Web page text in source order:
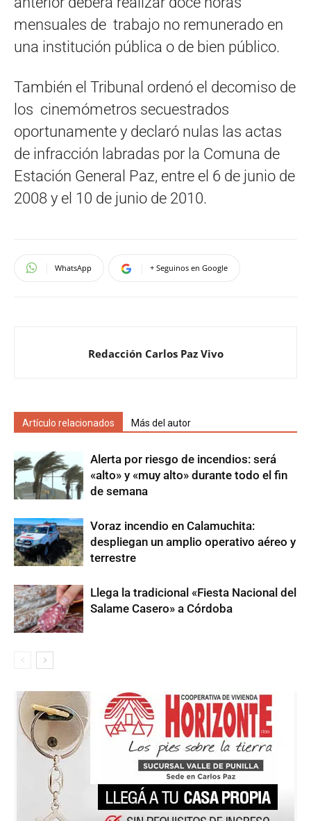
mensuales de trabajo no remunerado en
una institución pública o de bien público.
También el Tribunal ordenó el decomiso de
los cinemómetros secuestrados
oportunamente y declaró nulas las actas
de infracción labradas por la Comuna de
Estación General Paz, entre el 6 de junio de
2008 y el 10 de junio de 2010.
WhatsApp + Seguinos en Google
Redacción Carlos Paz Vivo
Artículo relacionados Más del autor
Alerta por riesgo de incendios: será
«alto» y «muy alto» durante todo el fin
de semana
Voraz incendio en Calamuchita:
despliegan un amplio operativo aéreo y
terrestre
Llega la tradicional «Fiesta Nacional del
Salame Casero» a Córdoba